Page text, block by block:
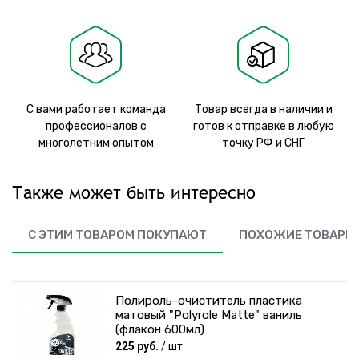
С вами работает команда
профессионалов с
многолетним опытом
Товар всегда в наличии и
готов к отправке в любую
точку РФ и СНГ
Также может быть интересно
С ЭТИМ ТОВАРОМ ПОКУПАЮТ ПОХОЖИЕ ТОВАРЫ
Полироль-очиститель пластика
матовый "Polyrole Matte" ваниль
(флакон 600мл)
225 руб. / шт